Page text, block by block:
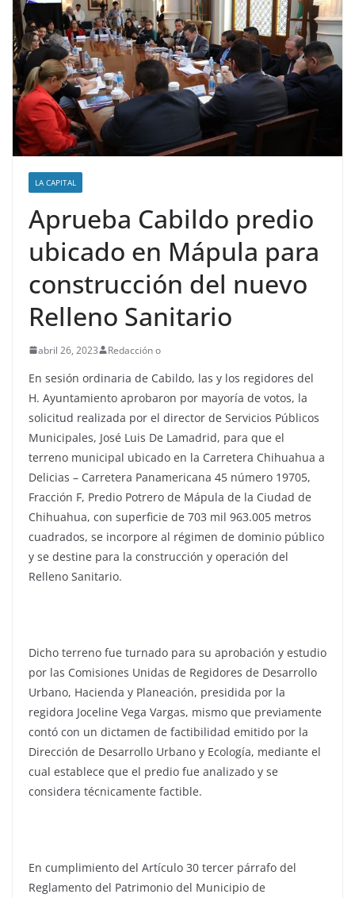
LA CAPITAL
Aprueba Cabildo predio
ubicado en Mápula para
construcción del nuevo
Relleno Sanitario
abril 26, 2023 Redacción o
En sesión ordinaria de Cabildo, las y los regidores del
H. Ayuntamiento aprobaron por mayoría de votos, la
solicitud realizada por el director de Servicios Públicos
Municipales, José Luis De Lamadrid, para que el
terreno municipal ubicado en la Carretera Chihuahua a
Delicias – Carretera Panamericana 45 número 19705,
Fracción F, Predio Potrero de Mápula de la Ciudad de
Chihuahua, con superficie de 703 mil 963.005 metros
cuadrados, se incorpore al régimen de dominio público
y se destine para la construcción y operación del
Relleno Sanitario.
Dicho terreno fue turnado para su aprobación y estudio
por las Comisiones Unidas de Regidores de Desarrollo
Urbano, Hacienda y Planeación, presidida por la
regidora Joceline Vega Vargas, mismo que previamente
contó con un dictamen de factibilidad emitido por la
Dirección de Desarrollo Urbano y Ecología, mediante el
cual establece que el predio fue analizado y se
considera técnicamente factible.
En cumplimiento del Artículo 30 tercer párrafo del
Reglamento del Patrimonio del Municipio de